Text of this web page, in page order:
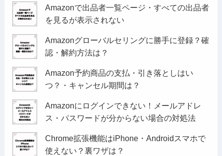
Amazonで出品者一覧ページ・すべての出品者
を見るが表示されない
Amazonグローバルセリングに勝手に登録？確
認・解約方法は？
Amazon予約商品の支払・引き落としはい
つ？・キャンセル期間は？
Amazonにログインできない！メールアドレ
ス・パスワードが分からない場合の対処法
Chrome拡張機能はiPhone・Androidスマホで
使えない？裏ワザは？